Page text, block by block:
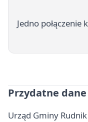
Jedno połączenie
Przydatne
Urząd Gminy